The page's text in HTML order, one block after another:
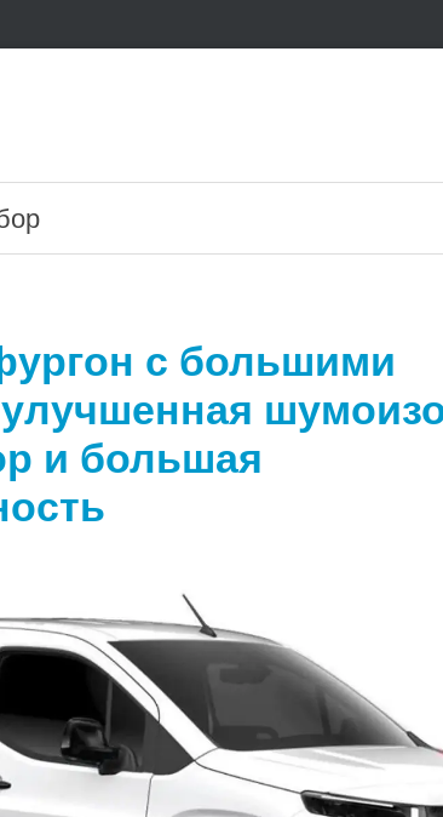
с большими
и большая